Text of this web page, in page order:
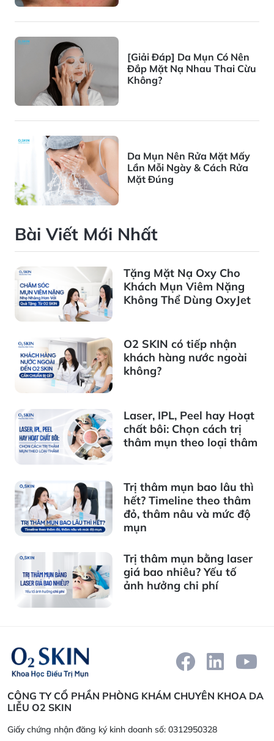
[Giải Đáp] Da Mụn Có Nên
Đắp Mặt Nạ Nhau Thai Cừu
Không?
Da Mụn Nên Rửa Mặt Mấy
Lần Mỗi Ngày & Cách Rửa
Mặt Đúng
Bài Viết Mới Nhất
Tặng Mặt Nạ Oxy Cho
Khách Mụn Viêm Nặng
Không Thể Dùng OxyJet
O2 SKIN có tiếp nhận
khách hàng nước ngoài
không?
Laser, IPL, Peel hay Hoạt
chất bôi: Chọn cách trị
thâm mụn theo loại thâm
Trị thâm mụn bao lâu thì
hết? Timeline theo thâm
đỏ, thâm nâu và mức độ
mụn
Trị thâm mụn bằng laser
giá bao nhiêu? Yếu tố
ảnh hưởng chi phí
CÔNG TY CỔ PHẦN PHÒNG KHÁM CHUYÊN KHOA DA
LIỄU O2 SKIN
Giấy chứng nhận đăng ký kinh doanh số: 0312950328